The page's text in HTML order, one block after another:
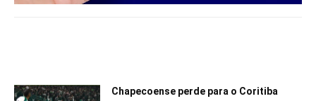
Chapecoense perde para o Coritiba